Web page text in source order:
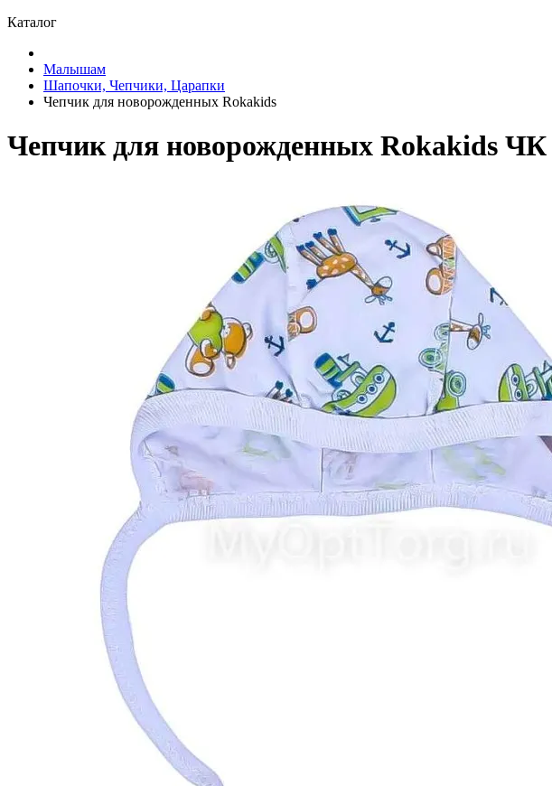
Каталог
Малышам
Шапочки, Чепчики, Царапки
Чепчик для новорожденных Rokakids
Чепчик для новорожденных Rokakids